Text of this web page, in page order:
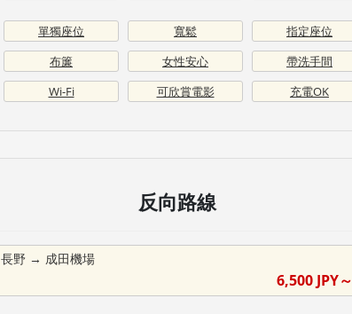
單獨座位 寬鬆
指定座位
布簾
女性安心
帶洗手間
Wi-Fi
可欣賞電影 充電OK
反向路線
長野 → 成田機場
6,500 JPY～